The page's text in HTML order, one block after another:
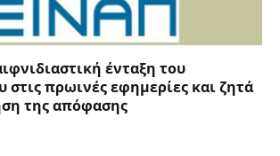
ένταξη του
στις πρωινές εφημερίες και ζητά
της απόφασης